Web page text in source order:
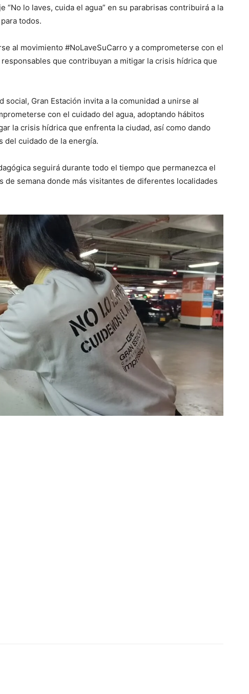
“No lo laves, cuida el agua” en su parabrisas contribuirá a la
todos.
al movimiento #NoLaveSuCarro y a comprometerse con el
que contribuyan a mitigar la crisis hídrica que
Gran Estación invita a la comunidad a unirse al
con el cuidado del agua, adoptando hábitos
la crisis hídrica que enfrenta la ciudad, así como dando
del cuidado de la energía.
seguirá durante todo el tiempo que permanezca el
de semana donde más visitantes de diferentes localidades